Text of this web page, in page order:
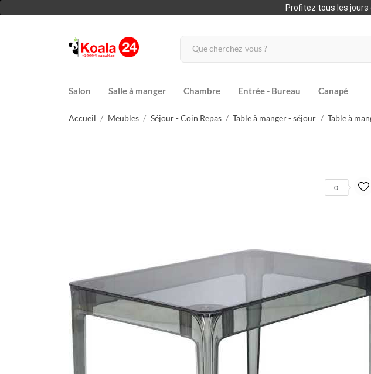
Profitez tous les
Salon Salle à manger Chambre Entrée - Bureau Canapé
Accueil Meubles Séjour - Coin Repas Table à manger - séjour Table à
0